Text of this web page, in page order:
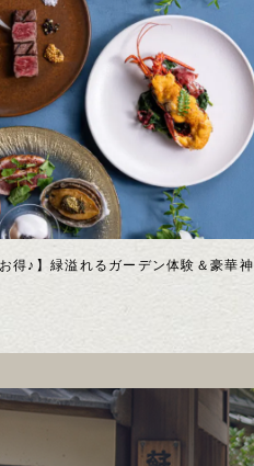
得♪】緑溢れるガーデン体験＆豪華